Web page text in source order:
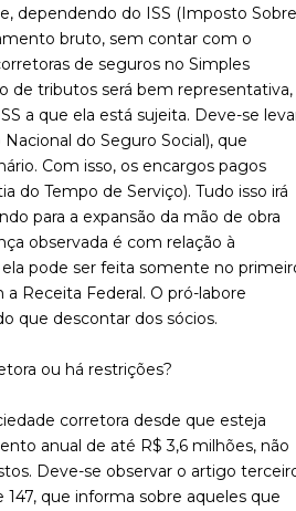
dependendo do ISS (Imposto Sobre
bruto, sem contar com o
de seguros no Simples
de tributos será bem representativa,
a que ela está sujeita. Deve-se
do Seguro Social), que
Com isso, os encargos pagos
do Tempo de Serviço). Tudo isso irá
para a expansão da mão de obra
observada é com relação à
pode ser feita somente no
Receita Federal. O pró-labore
que descontar dos sócios.
ou há restrições?
corretora desde que esteja
anual de até R$ 3,6 milhões, não
Deve-se observar o artigo
147, que informa sobre aqueles que